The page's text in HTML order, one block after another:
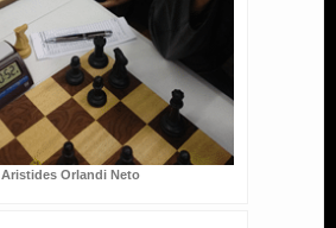
Aristides Orlandi Neto